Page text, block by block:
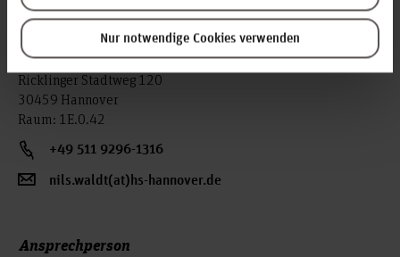
Nur notwendige Cookies verwenden
Prof. Dr.-Ing. Nils Waldt
Studiengangsverantwortung
Ricklinger Stadtweg 120
30459 Hannover
Raum: 1E.0.42
+49 511 9296-1316
nils.waldt(at)hs-hannover.de
Ansprechperson